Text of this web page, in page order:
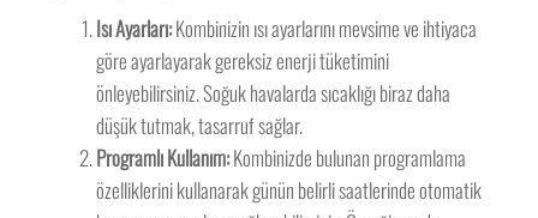
Isı Ayarları:Kombinizin ısı ayarlarını mevsime ve ihtiyaca
göre ayarlayarak gereksiz enerji tüketimini
önleyebilirsiniz. Soğuk havalarda sıcaklığı biraz daha
düşük tutmak, tasarruf sağlar.
Programlı Kullanım:Kombinizde bulunan programlama
özelliklerini kullanarak günün belirli saatlerinde otomatik